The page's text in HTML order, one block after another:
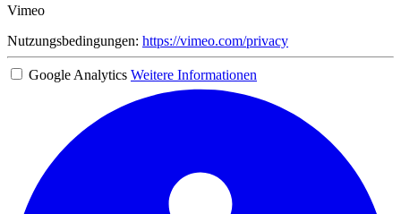
Vimeo
Nutzungsbedingungen: https://vimeo.com/privacy
Google Analytics Weitere Informationen